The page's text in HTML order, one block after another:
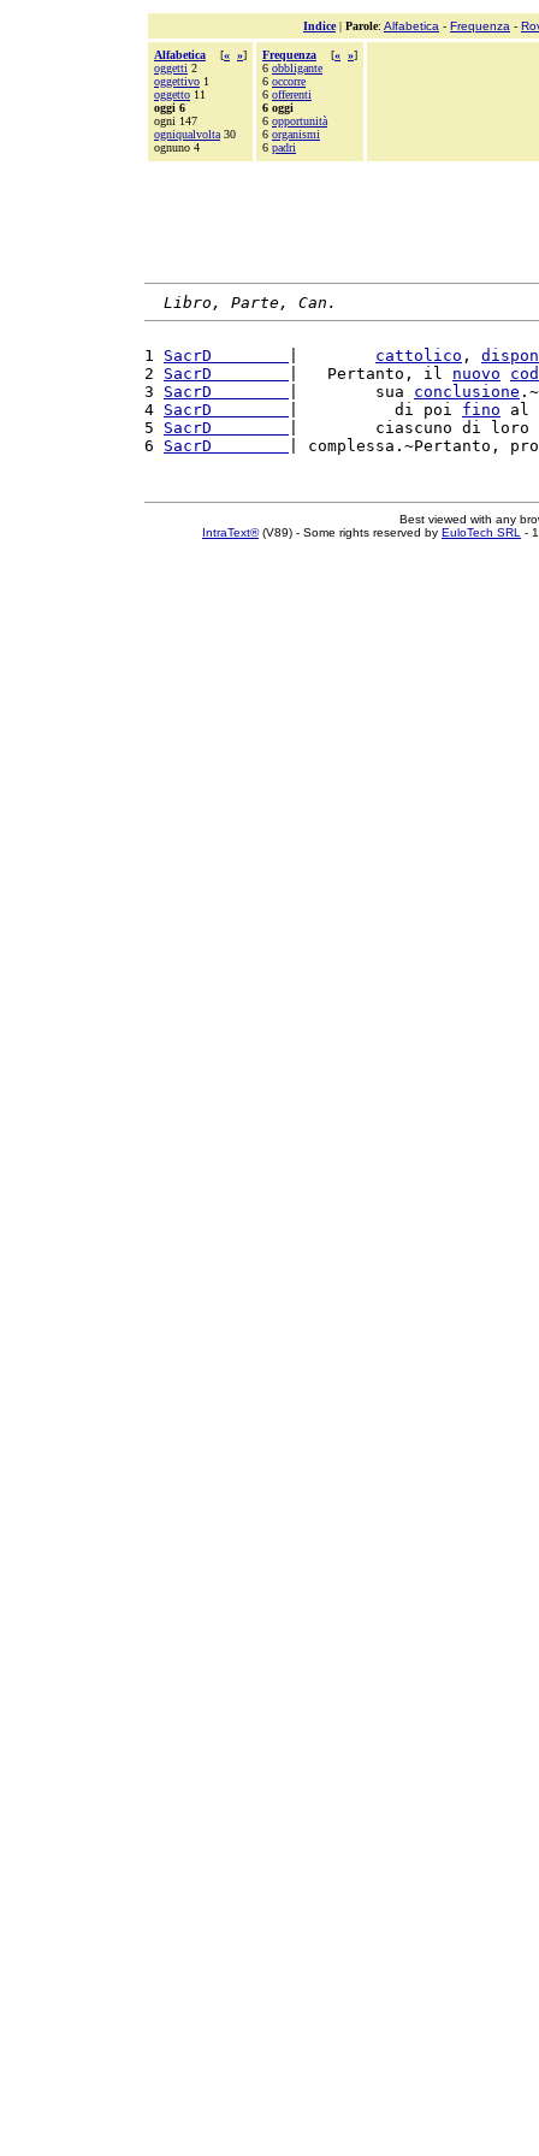
Indice| Parole: Alfabetica - Frequenza -
Alfabetica [« »]
oggetti 2
oggettivo 1
oggetto 11
oggi 6
ogni 147
ogniqualvolta 30
ognuno 4
Frequenza [« »]
6 obbligante
6 occorre
6 offerenti
6 oggi
6 opportunità
6 organismi
6 padri
Libro, Parte, Can.
1 SacrD cattolico ,
2 SacrD |   Pertanto, il nuovo
3 SacrD |        sua conclusione
4 SacrD |          di poi fino al
5 SacrD
|        ciascuno di loro
6 SacrD | complessa.~Pertanto,
Best viewed with any
IntraText®(V89) - Some rights reserved by EuloTech SRL -